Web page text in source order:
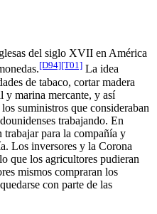
del siglo XVII en América
[D94][T01] La idea
de tabaco, cortar madera
y marina mercante, y así
suministros que consideraban
trabajando. En
para la compañía y
Los inversores y la Corona
que los agricultores pudieran
mismos compraran los
con parte de las